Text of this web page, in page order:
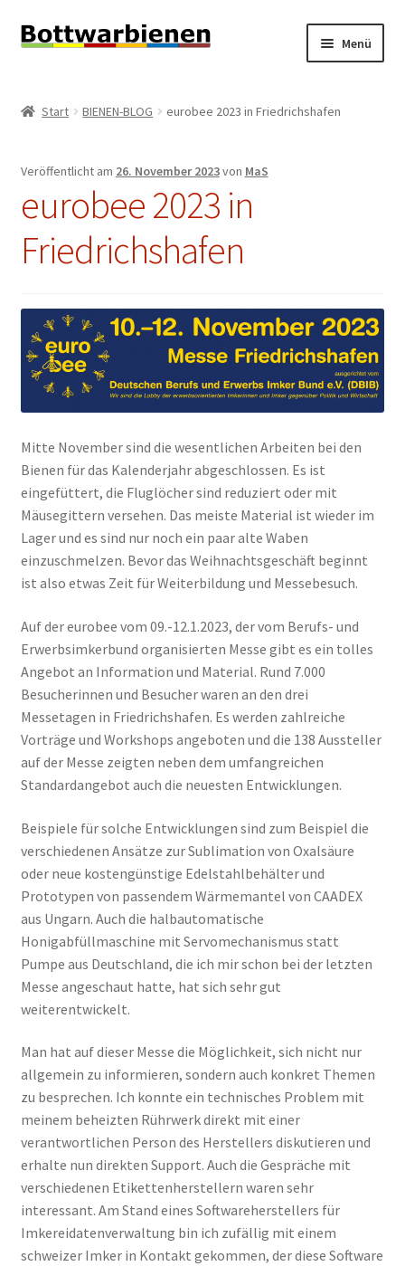
Zur
Zum
Menü
INFORMATIONEN
Start BIENEN-BLOG eurobee 2023 in Friedrichshafen
Veröffentlicht am 26. November 2023von MaS
eurobee 2023 in
Friedrichshafen
Mitte November sind die wesentlichen Arbeiten bei den
Bienen für das Kalenderjahr abgeschlossen. Es ist
eingefüttert, die Fluglöcher sind reduziert oder mit
Mäusegittern versehen. Das meiste Material ist wieder im
Lager und es sind nur noch ein paar alte Waben
einzuschmelzen. Bevor das Weihnachtsgeschäft beginnt
ist also etwas Zeit für Weiterbildung und Messebesuch.
Auf der eurobee vom 09.-12.1.2023, der vom Berufs- und
Erwerbsimkerbund organisierten Messe gibt es ein tolles
Angebot an Information und Material. Rund 7.000
Besucherinnen und Besucher waren an den drei
Messetagen in Friedrichshafen. Es werden zahlreiche
Vorträge und Workshops angeboten und die 138 Aussteller
auf der Messe zeigten neben dem umfangreichen
Standardangebot auch die neuesten Entwicklungen.
Beispiele für solche Entwicklungen sind zum Beispiel die
verschiedenen Ansätze zur Sublimation von Oxalsäure
oder neue kostengünstige Edelstahlbehälter und
Prototypen von passendem Wärmemantel von CAADEX
aus Ungarn. Auch die halbautomatische
Honigabfüllmaschine mit Servomechanismus statt
Pumpe aus Deutschland, die ich mir schon bei der letzten
Messe angeschaut hatte, hat sich sehr gut
weiterentwickelt.
Man hat auf dieser Messe die Möglichkeit, sich nicht nur
allgemein zu informieren, sondern auch konkret Themen
zu besprechen. Ich konnte ein technisches Problem mit
meinem beheizten Rührwerk direkt mit einer
verantwortlichen Person des Herstellers diskutieren und
erhalte nun direkten Support. Auch die Gespräche mit
verschiedenen Etikettenherstellern waren sehr
interessant. Am Stand eines Softwareherstellers für
Imkereidatenverwaltung bin ich zufällig mit einem
schweizer Imker in Kontakt gekommen, der diese Software